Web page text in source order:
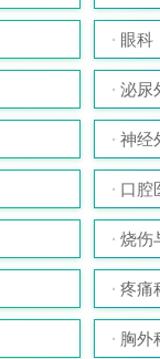
眼科
泌尿
神经
口腔
烧伤
疼痛
胸外